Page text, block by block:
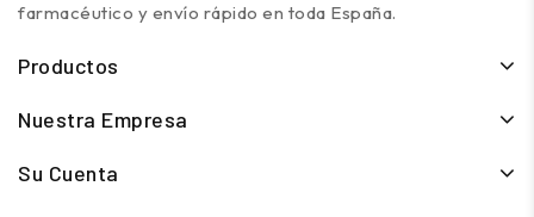
farmacéutico y envío rápido en toda España.
Productos
Nuestra Empresa
Su Cuenta